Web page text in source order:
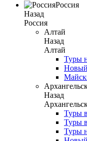
Россия
Назад
Россия
Алтай
Назад
Алтай
Туры
Новый
Назад
Туры
Туры
Туры